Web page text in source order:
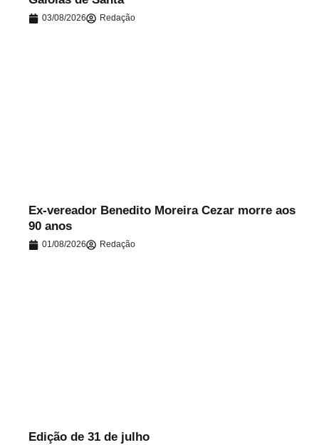
03/08/2026 Redação
Ex-vereador Benedito Moreira Cezar morre aos
90 anos
01/08/2026 Redação
Edição de 31 de julho